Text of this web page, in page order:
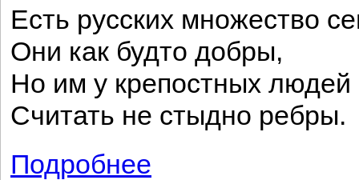
Есть русских множество
Они как будто добры,
Но им у крепостных людей
Считать не стыдно ребры.
Подробнее